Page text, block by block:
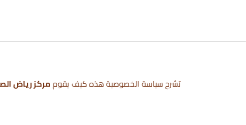
تشرح سياسة الخصوصية هذه كيف يقوممركز رياض